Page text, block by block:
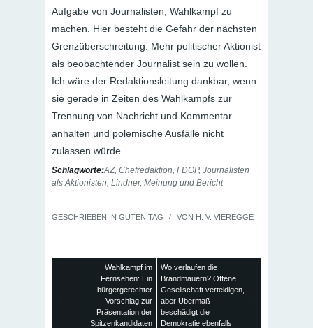
Aufgabe von Journalisten, Wahlkampf zu
machen. Hier besteht die Gefahr der nächsten
Grenzüberschreitung: Mehr politischer Aktionist
als beobachtender Journalist sein zu wollen.
Ich wäre der Redaktionsleitung dankbar, wenn
sie gerade in Zeiten des Wahlkampfs zur
Trennung von Nachricht und Kommentar
anhalten und polemische Ausfälle nicht
zulassen würde.
Schlagworte:AZ, Chefredaktion FDOP, Journalisten
als Aktionisten Lindner, Meinung und Bericht
GESCHRIEBEN IN GUTEN TAG / VON H. V. VIEREGGE
←
Wahlkampf im
Fernsehen: Ein
bürgergerechter
Vorschlag zur
Präsentation der
Spitzenkandidaten
Wo verlaufen die
Brandmauern? Offene
Gesellschaft verteidigen,
aber Übermaß
beschädigt die
Demokratie ebenfalls
→